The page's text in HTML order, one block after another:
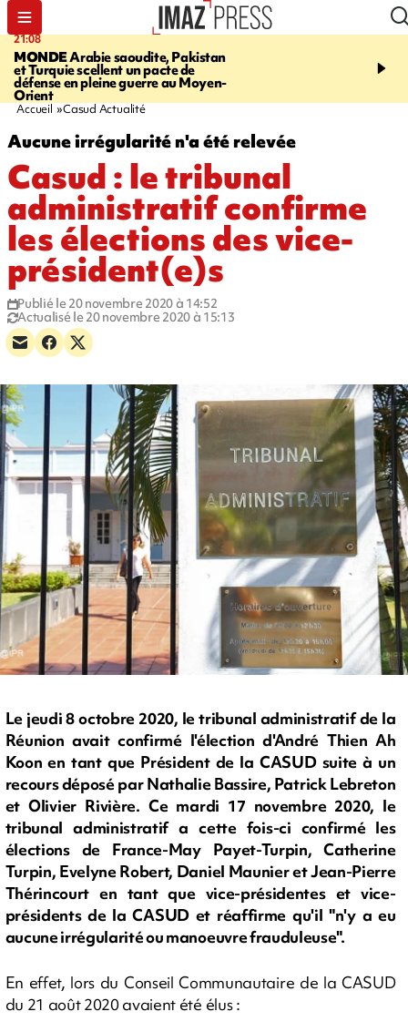
21:08
MONDEArabie saoudite, Pakistan
et Turquie scellent un pacte de
défense en pleine guerre au Moyen-
Orient
08:11
de cartes à
Accueil Casud Actualité
Aucune irrégularité n'a été relevée
Casud : le tribunal
administratif confirme
les élections des vice-
président(e)s
Publié le 20 novembre 2020 à 14:52
Actualisé le 20 novembre 2020 à 15:13
Le jeudi 8 octobre 2020, le tribunal administratif de la
Réunion avait confirmé l'élection d'André Thien Ah
Koon en tant que Président de la CASUD suite à un
recours déposé par Nathalie Bassire, Patrick Lebreton
et Olivier Rivière. Ce mardi 17 novembre 2020, le
tribunal administratif a cette fois-ci confirmé les
élections de France-May Payet-Turpin, Catherine
Turpin, Evelyne Robert, Daniel Maunier et Jean-Pierre
Thérincourt en tant que vice-présidentes et vice-
présidents de la CASUD et réaffirme qu'il "n'y a eu
aucune irrégularité ou manoeuvre frauduleuse".
En effet, lors du Conseil Communautaire de la CASUD
du 21 août 2020 avaient été élus :